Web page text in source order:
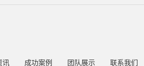
讯 成功案例 团队展示 联系我们